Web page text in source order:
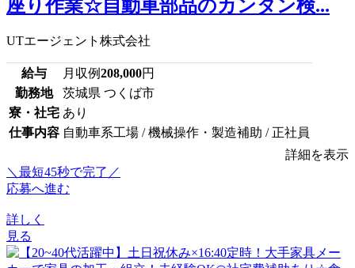
座り作業☆自動車部品のカンタン検...
UTエージェント株式会社
給与 月収例208,000円
勤務地
茨城県 つくば市
寮・社宅 あり
仕事内容 自動車系工場 / 機械操作・製造補助 / 正社員
詳細を表示
＼最短45秒で完了／
応募へ進む
詳しく
見る